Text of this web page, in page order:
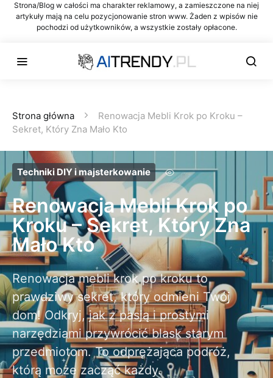
Strona/Blog w całości ma charakter reklamowy, a zamieszczone na niej
artykuły mają na celu pozycjonowanie stron www. Żaden z wpisów nie
pochodzi od użytkowników, a wszystkie zostały opłacone.
Strona główna
Renowacja Mebli Krok po Kroku –
Sekret, Który Zna Mało Kto
Techniki DIY i majsterkowanie
Renowacja Mebli Krok po
Kroku – Sekret, Który Zna
Mało Kto
Renowacja mebli krok po kroku to
prawdziwy sekret, który odmieni Twój
dom! Odkryj, jak z pasją i prostymi
narzędziami przywrócić blask starym
przedmiotom. To odprężająca podróż,
którą może zacząć każdy.